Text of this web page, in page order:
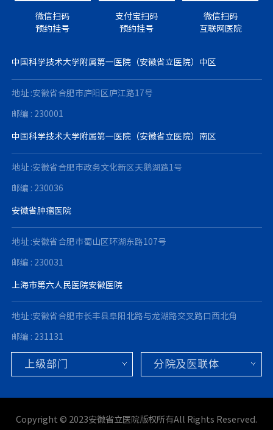
微信扫码
预约挂号
支付宝扫码
预约挂号
微信扫码
互联网医院
中国科学技术大学附属第一医院（安徽省立医院）中区
地址 :安徽省合肥市庐阳区庐江路17号
邮编 : 230001
中国科学技术大学附属第一医院（安徽省立医院）南区
地址 :安徽省合肥市政务文化新区天鹅湖路1号
邮编 : 230036
安徽省肿瘤医院
地址 :安徽省合肥市蜀山区环湖东路107号
邮编 : 230031
上海市第六人民医院安徽医院
地址 :安徽省合肥市长丰县阜阳北路与龙湖路交叉路口西北角
邮编 : 231131
Copyright © 2023安徽省立医院版权所有All Rights Reserved.